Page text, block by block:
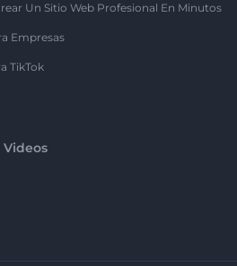
Un Sitio Web Profesional En Minutos
Empresas
TikTok